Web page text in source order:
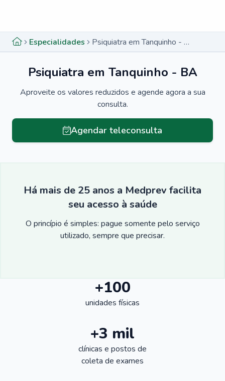
Especialidades Psiquiatra em Tanquinho - BA
Psiquiatra em Tanquinho - BA
Aproveite os valores reduzidos e agende agora a sua
consulta.
Agendar teleconsulta
Há mais de 25 anos a Medprev facilita
seu acesso à saúde
O princípio é simples: pague somente pelo serviço
utilizado, sempre que precisar.
+100
unidades físicas
+3 mil
clínicas e postos de
coleta de exames